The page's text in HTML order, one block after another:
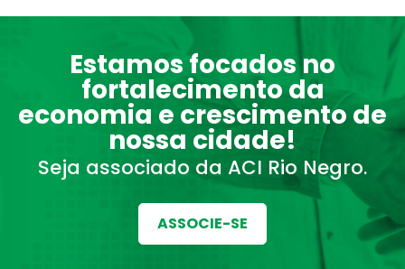
Estamos focados no
fortalecimento da
economia e crescimento de
nossa cidade!
Seja associado da ACI Rio Negro.
ASSOCIE-SE